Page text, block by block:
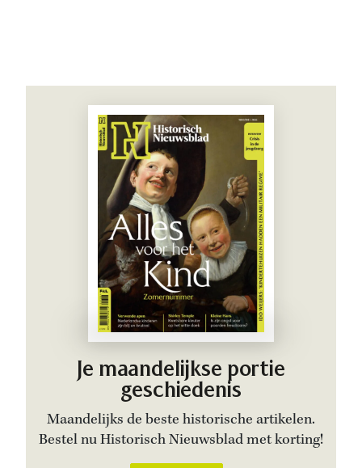
Je maandelijkse portie
geschiedenis
Maandelijks de beste historische artikelen.
Bestel nu Historisch Nieuwsblad met korting!